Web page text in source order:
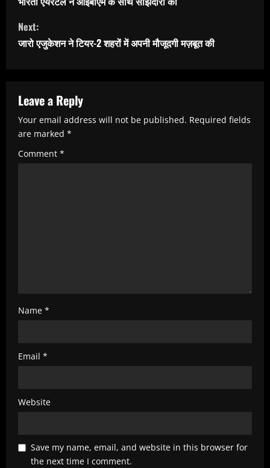
n
t
u
e
R
e
Next:
जारो एजुकेशन ने टियर-2 शहरों में अपनी मौजूदगी मज़बूत की
Leave a Reply
Your email address will not be published. Required fields
are marked *
Comment *
Name *
Email *
Website
Save my name, email, and website in this browser for
the next time I comment.